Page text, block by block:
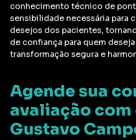
conhecimento técnico de
sensibilidade necessária para
desejos dos pacientes,
de confiança para quem deseja
transformação segura e
Agende sua
avaliação com
Gustavo